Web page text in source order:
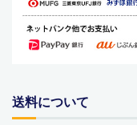
商品一覧
MESH ジュエリー
送料について